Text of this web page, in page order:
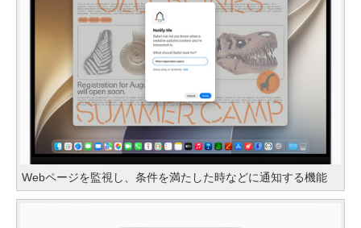
Webページを監視し、条件を満たした時などに通知する機能